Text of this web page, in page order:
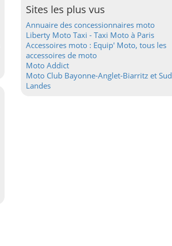
Sites les plus vus
Annuaire des concessionnaires moto
Liberty Moto Taxi - Taxi Moto à Paris
Accessoires moto : Equip' Moto, tous les
accessoires de moto
Moto Addict
Moto Club Bayonne-Anglet-Biarritz et Sud
Landes